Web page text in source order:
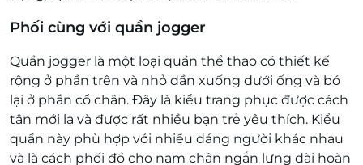
Phối cùng với quần jogger
Quần jogger là một loại quần thể thao có thiết kế
rộng ở phần trên và nhỏ dần xuống dưới ống và bó
lại ở phần cổ chân. Đây là kiểu trang phục được cách
tân mới lạ và được rất nhiều bạn trẻ yêu thích. Kiểu
quần này phù hợp với nhiều dáng người khác nhau
và là cách phối đồ cho nam chân ngắn lưng dài hoàn